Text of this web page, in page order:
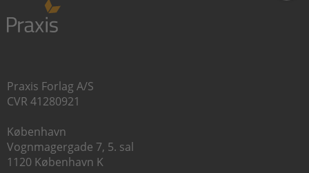
Praxis Forlag A/S
CVR 41280921
København
Vognmagergade 7, 5. sal
1120 København K